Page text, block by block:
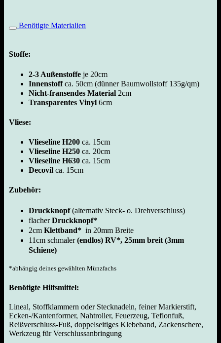
Benötigte Materialien
Stoffe:
2-3 Außenstoffe je 20cm
Innenstoffca. 50cm (dünner Baumwollstoff 135g/qm)
Nicht-fransendes Material 2cm
Transparentes Vinyl 6cm
Vliese:
Vlieseline H200 ca. 15cm
Vlieseline H250 ca. 20cm
Vlieseline H630 ca. 15cm
Decovil ca. 15cm
Zubehör:
Druckknopf(alternativ Steck- o. Drehverschluss)
flacherDruckknopf*
2cm Klettband* in 20mm Breite
11cm schmaler(endlos) RV*, 25mm breit (3mm
Schiene)
*abhängig deines gewählten Münzfachs
Benötigte Hilfsmittel:
Lineal, Stoffklammern oder Stecknadeln, feiner Markierstift,
Ecken-/Kantenformer, Nahtroller, Feuerzeug, Teflonfuß,
Reißverschluss-Fuß, doppelseitiges Klebeband, Zackenschere,
Werkzeug für Verschlussanbringung